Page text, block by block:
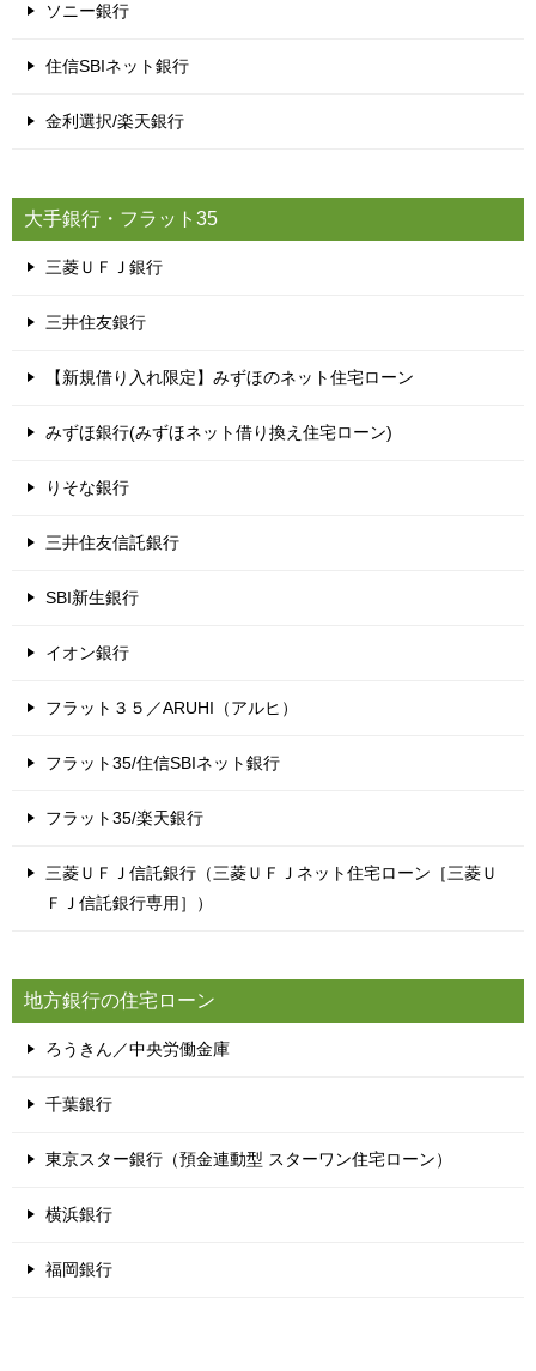
ソニー銀行
住信SBIネット銀行
金利選択/楽天銀行
大手銀行・フラット35
三菱ＵＦＪ銀行
三井住友銀行
【新規借り入れ限定】みずほのネット住宅ローン
みずほ銀行(みずほネット借り換え住宅ローン)
りそな銀行
三井住友信託銀行
SBI新生銀行
イオン銀行
フラット３５／ARUHI（アルヒ）
フラット35/住信SBIネット銀行
フラット35/楽天銀行
三菱ＵＦＪ信託銀行（三菱ＵＦＪネット住宅ローン［三菱Ｕ
ＦＪ信託銀行専用］）
地方銀行の住宅ローン
ろうきん／中央労働金庫
千葉銀行
東京スター銀行（預金連動型 スターワン住宅ローン）
横浜銀行
福岡銀行